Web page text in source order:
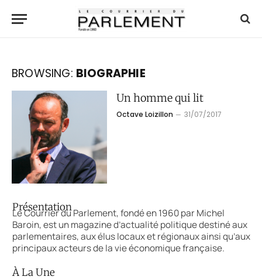
BROWSING: BIOGRAPHIE
Un homme qui lit
Octave Loizillon 31/07/2017
Présentation
Le Courrier du Parlement, fondé en 1960 par Michel
Baroin, est un magazine d’actualité politique destiné aux
parlementaires, aux élus locaux et régionaux ainsi qu’aux
principaux acteurs de la vie économique française.
À La Une